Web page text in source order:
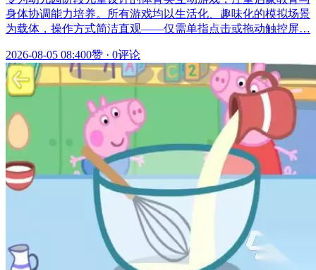
身体协调能力培养。所有游戏均以生活化、趣味化的模拟场景
为载体，操作方式简洁直观——仅需单指点击或拖动触控屏…
2026-08-05 08:400赞 · 0评论